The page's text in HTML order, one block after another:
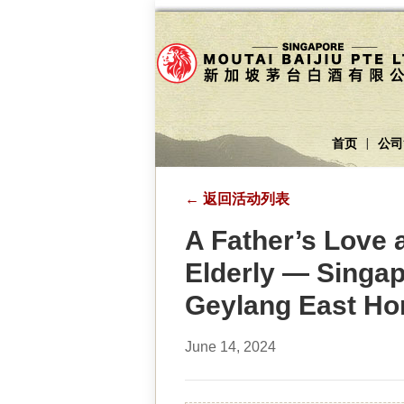
首页 | 公
← 返回活动列表
A Father’s Love
Elderly —
Geylang East
June 14, 2024